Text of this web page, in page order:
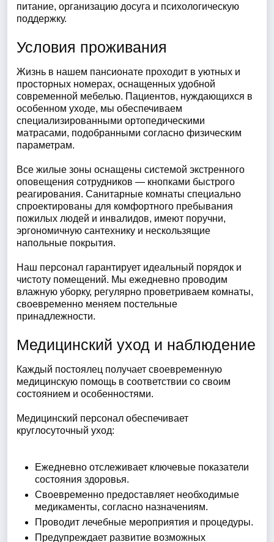
питание, организацию досуга и психологическую
поддержку.
Условия проживания
Жизнь в нашем пансионате проходит в уютных и
просторных номерах, оснащенных удобной
современной мебелью. Пациентов, нуждающихся в
особенном уходе, мы обеспечиваем
специализированными ортопедическими
матрасами, подобранными согласно физическим
параметрам.
Все жилые зоны оснащены системой экстренного
оповещения сотрудников — кнопками быстрого
реагирования. Санитарные комнаты специально
спроектированы для комфортного пребывания
пожилых людей и инвалидов, имеют поручни,
эргономичную сантехнику и нескользящие
напольные покрытия.
Наш персонал гарантирует идеальный порядок и
чистоту помещений. Мы ежедневно проводим
влажную уборку, регулярно проветриваем комнаты,
своевременно меняем постельные
принадлежности.
Медицинский уход и наблюдение
Каждый постоялец получает своевременную
медицинскую помощь в соответствии со своим
состоянием и особенностями.
Медицинский персонал обеспечивает
круглосуточный уход:
Ежедневно отслеживает ключевые показатели
состояния здоровья.
Своевременно предоставляет необходимые
медикаменты, согласно назначениям.
Проводит лечебные мероприятия и процедуры.
Предупреждает развитие возможных